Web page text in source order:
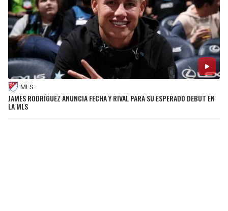
MLS
JAMES RODRÍGUEZ ANUNCIA FECHA Y RIVAL PARA SU ESPERADO DEBUT EN
LA MLS